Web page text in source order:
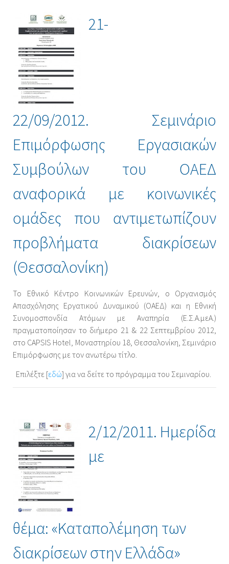
21-
22/09/2012. Σεμινάριο
Επιμόρφωσης Εργασιακών
Συμβούλων του ΟΑΕΔ
αναφορικά με κοινωνικές
ομάδες που αντιμετωπίζουν
προβλήματα διακρίσεων
(Θεσσαλονίκη)
Το Εθνικό Κέντρο Κοινωνικών Ερευνών, ο Οργανισμός
Απασχόλησης Εργατικού Δυναμικού (ΟΑΕΔ) και η Εθνική
Συνομοσπονδία Ατόμων με Αναπηρία (Ε.Σ.Α.μεΑ.)
πραγματοποίησαν το διήμερο 21 & 22 Σεπτεμβρίου 2012,
στο CAPSIS Hotel, Μοναστηρίου 18, Θεσσαλονίκη, Σεμινάριο
Επιμόρφωσης με τον ανωτέρω τίτλο.
Επιλέξτε [εδώ] για να δείτε το πρόγραμμα του Σεμιναρίου.
2/12/2011. Ημερίδα
με
θέμα: «Καταπολέμηση των
διακρίσεων στην Ελλάδα»